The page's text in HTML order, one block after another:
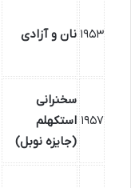
۱۹۵۳ نان و آزادی
۱۹۵۷
سخنرانی
استکهلم
(جایزه نوبل)